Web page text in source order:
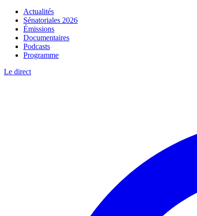
Actualités
Sénatoriales 2026
Émissions
Documentaires
Podcasts
Programme
Le direct